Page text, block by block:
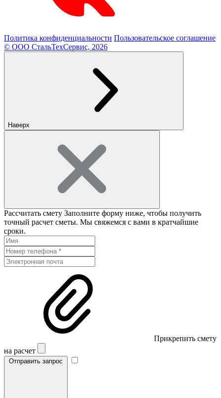
Политика конфиденциальности Пользовательское соглашение
© ООО СтальТехСервис, 2026
Наверх
Рассчитать смету Заполните форму ниже, чтобы получить
точный расчет сметы. Мы свяжемся с вами в кратчайшие
сроки.
Прикрепить смету
на расчет
Отправить запрос